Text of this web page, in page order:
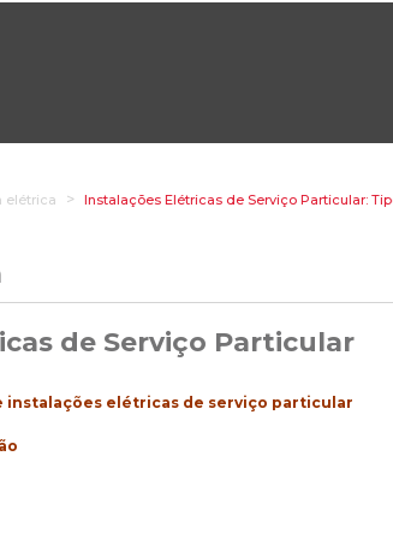
elétrica Instalações Elétricas de Serviço Particular:
de Serviço Particular
instalações elétricas de serviço particular